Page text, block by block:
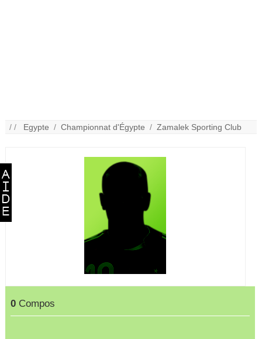
/ / Egypte /Championnat d'Égypte /Zamalek Sporting Club
0 Compos